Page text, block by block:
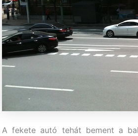
A fekete autó tehát bement a